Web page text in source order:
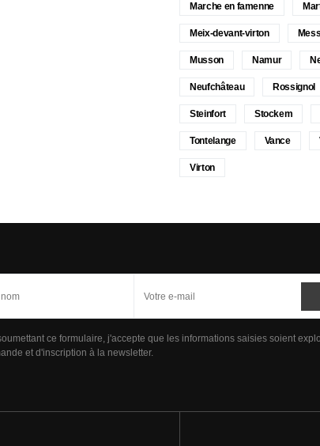
Marche en famenne
Meix-devant-virton
Musson Namur
Neufchâteau Rossignol
Steinfort Stockem
Tontelange Vance
Virton
ce formulaire, j'accepte que les informations saisies soient
et d'inscription à la newsletter.